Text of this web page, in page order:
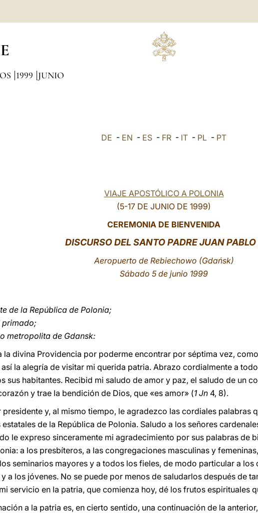
1999 JUNIO
DE - EN - ES - FR - IT - PL - PT
VIAJE APOSTÓLICO A POLONIA
(5-17 DE JUNIO DE 1999)
CEREMONIA DE BIENVENIDA
DISCURSO DEL SANTO PADRE JUAN PABLO
Aeropuerto de Rebiechowo (Gdańsk)
Sábado 5 de junio 1999
de la República de Polonia;
primado;
metropolita de Gdansk:
la divina Providencia por poderme encontrar por séptima vez,
la alegría de visitar mi querida patria. Abrazo cordialmente a
sus habitantes. Recibid mi saludo de amor y paz, el saludo de un
y trae la bendición de Dios, que «es amor» (1 Jn 4, 8).
presidente y, al mismo tiempo, le agradezco las cordiales palabras
de la República de Polonia. Saludo a los señores
le expreso sinceramente mi agradecimiento por sus palabras de
a los presbíteros, a las congregaciones masculinas y
seminarios mayores y a todos los fieles, de modo particular a los
a los jóvenes. No se puede por menos de saludarlos después de
servicio en la patria, que comienza hoy, dé los frutos espirituales
a la patria es, en cierto sentido, una continuación de la